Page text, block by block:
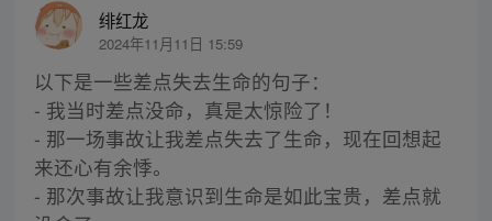
绯红龙
2024年11月11日 15:59
以下是一些差点失去生命的句子：
- 我当时差点没命，真是太惊险了！
- 那一场事故让我差点失去了生命，现在回想起
来还心有余悸。
- 那次事故让我意识到生命是如此宝贵，差点就